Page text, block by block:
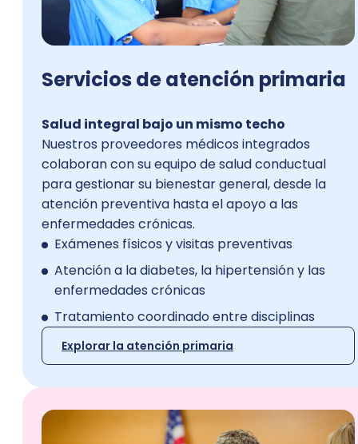
Servicios de atención primaria
Salud integral bajo un mismo techo
Nuestros proveedores médicos integrados
colaboran con su equipo de salud conductual
para gestionar su bienestar general, desde la
atención preventiva hasta el apoyo a las
enfermedades crónicas.
Exámenes físicos y visitas preventivas
Atención a la diabetes, la hipertensión y las
enfermedades crónicas
Tratamiento coordinado entre disciplinas
Explorar la atención primaria